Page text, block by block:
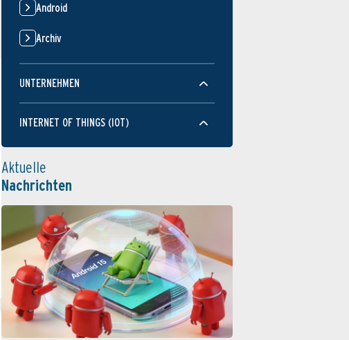
Android
Archiv
UNTERNEHMEN
INTERNET OF THINGS (IOT)
Aktuelle
Nachrichten